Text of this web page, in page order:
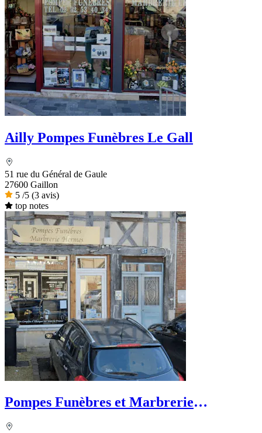
Ailly Pompes Funèbres Le Gall
51 rue du Général de Gaule
27600 Gaillon
5 /5 (3 avis)
top notes
Pompes Funèbres et Marbrerie